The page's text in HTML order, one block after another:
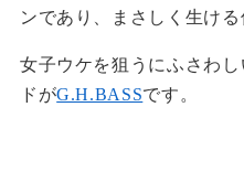
ンであり、まさしく生ける
女子ウケを狙うにふさわ
ドがG.H.BASSです。